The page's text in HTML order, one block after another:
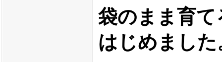
袋のまま育
はじめまし